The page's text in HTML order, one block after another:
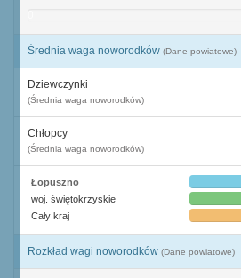
0
Średnia waga noworodków (Dane powiatowe)
Dziewczynki
(Średnia waga noworodków)
Chłopcy
(Średnia waga noworodków)
Łopuszno
woj. świętokrzyskie
Cały kraj
Rozkład wagi noworodków (Dane powiatowe)